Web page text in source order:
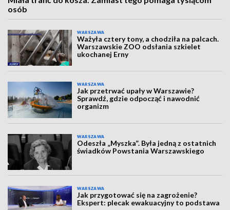
osób
WARSZAWA
Ważyła cztery tony, a chodziła na palcach.
Warszawskie ZOO odsłania szkielet
ukochanej Erny
WARSZAWA
Jak przetrwać upały w Warszawie?
Sprawdź, gdzie odpocząć i nawodnić
organizm
WARSZAWA
Odeszła „Myszka”. Była jedną z ostatnich
świadków Powstania Warszawskiego
WARSZAWA
Jak przygotować się na zagrożenie?
Ekspert: plecak ewakuacyjny to podstawa